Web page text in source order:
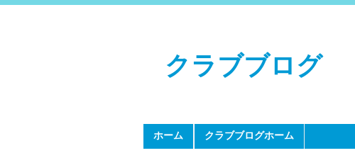
クラブブログ
ホーム クラブブログホーム